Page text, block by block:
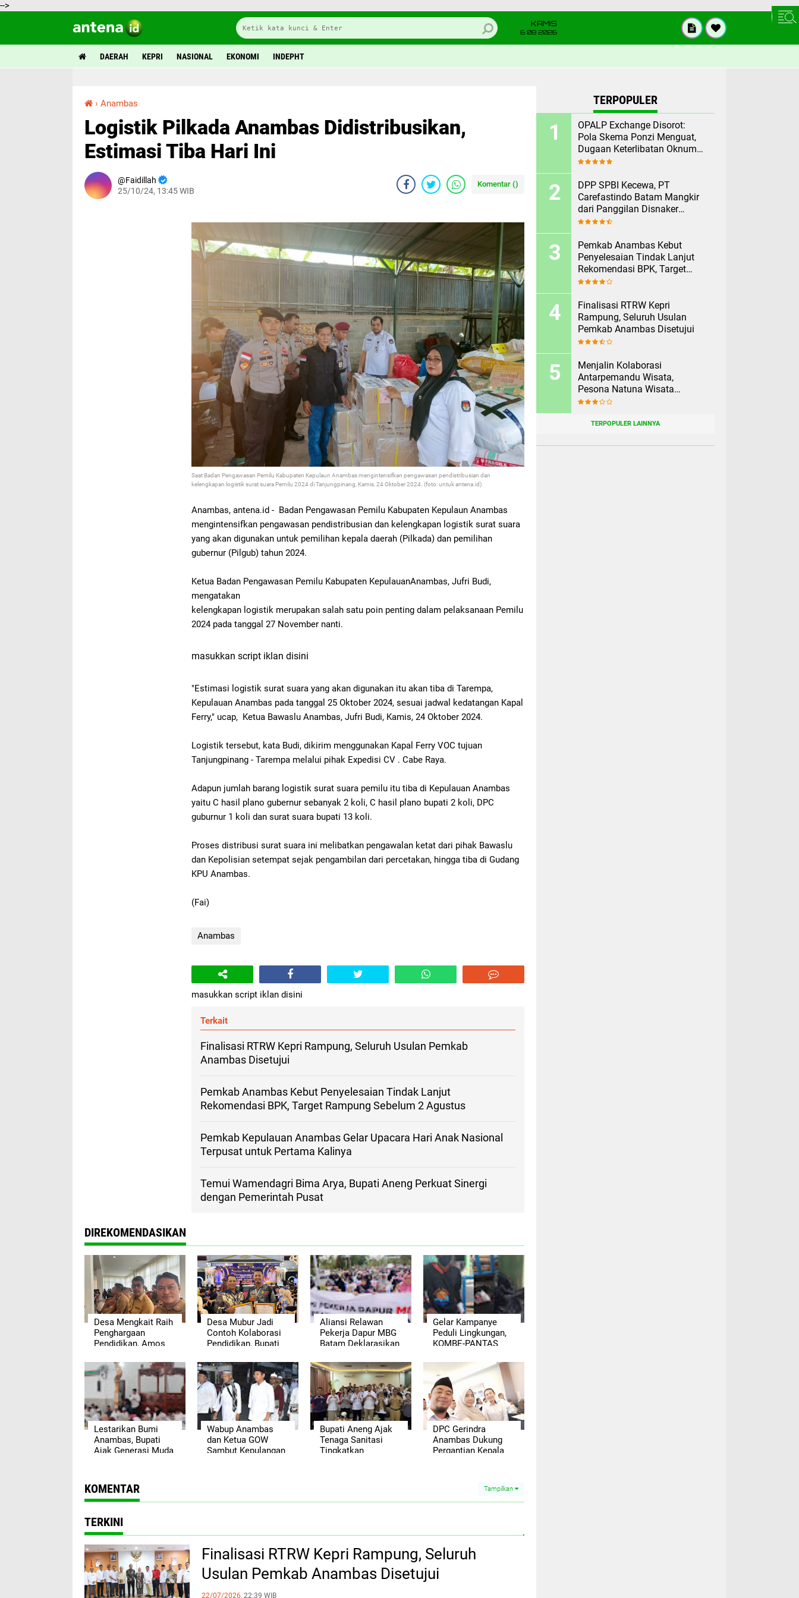
-->
KAMIS
6 08 2026
DAERAH KEPRI NASIONAL EKONOMI INDEPHT
› Anambas
Logistik Pilkada Anambas Didistribusikan,
Estimasi Tiba Hari Ini
Faidillah
25/10/24, 13:45 WIB
Komentar ()
Saat Badan Pengawasan Pemilu Kabupaten Kepulaun Anambas mengintensifkan pengawasan pendistribusian dan
kelengkapan logistik surat suara Pemilu 2024 di Tanjungpinang, Kamis, 24 Oktober 2024. (foto: untuk antena.id)
Anambas, antena.id - Badan Pengawasan Pemilu Kabupaten Kepulaun Anambas
mengintensifkan pengawasan pendistribusian dan kelengkapan logistik surat suara
yang akan digunakan untuk pemilihan kepala daerah (Pilkada) dan pemilihan
gubernur (Pilgub) tahun 2024.
Ketua Badan Pengawasan Pemilu Kabupaten KepulauanAnambas, Jufri Budi,
mengatakan
kelengkapan logistik merupakan salah satu poin penting dalam pelaksanaan Pemilu
2024 pada tanggal 27 November nanti.
masukkan script iklan disini
"Estimasi logistik surat suara yang akan digunakan itu akan tiba di Tarempa,
Kepulauan Anambas pada tanggal 25 Oktober 2024, sesuai jadwal kedatangan Kapal
Ferry," ucap, Ketua Bawaslu Anambas, Jufri Budi, Kamis, 24 Oktober 2024.
Logistik tersebut, kata Budi, dikirim menggunakan Kapal Ferry VOC tujuan
Tanjungpinang - Tarempa melalui pihak Expedisi CV . Cabe Raya.
Adapun jumlah barang logistik surat suara pemilu itu tiba di Kepulauan Anambas
yaitu C hasil plano gubernur sebanyak 2 koli, C hasil plano bupati 2 koli, DPC
guburnur 1 koli dan surat suara bupati 13 koli.
Proses distribusi surat suara ini melibatkan pengawalan ketat dari pihak Bawaslu
dan Kepolisian setempat sejak pengambilan dari percetakan, hingga tiba di Gudang
KPU Anambas.
(Fai)
Anambas
masukkan script iklan disini
Terkait
Finalisasi RTRW Kepri Rampung, Seluruh Usulan Pemkab
Anambas Disetujui
Pemkab Anambas Kebut Penyelesaian Tindak Lanjut
Rekomendasi BPK, Target Rampung Sebelum 2 Agustus
Pemkab Kepulauan Anambas Gelar Upacara Hari Anak Nasional
Terpusat untuk Pertama Kalinya
Temui Wamendagri Bima Arya, Bupati Aneng Perkuat Sinergi
dengan Pemerintah Pusat
DIREKOMENDASIKAN
Desa Mengkait Raih
Penghargaan
Pendidikan, Amos
Desa dalam
Mendorong
Kemajuan Generasi
Muda
Desa Mubur Jadi
Contoh Kolaborasi
Pendidikan, Bupati
Penghargaan
Bergengsi
Aliansi Relawan
Pekerja Dapur MBG
Batam Deklarasikan
Kawal Program
Makan Bergizi Gratis
Gelar Kampanye
Peduli Lingkungan,
KOMBE-PANTAS
Ekosistem Laut
Anambas
Lestarikan Bumi
Anambas, Bupati
Ajak Generasi Muda
Wabup Anambas
dan Ketua GOW
Sambut Kepulangan
Bupati Aneng Ajak
Tenaga Sanitasi
Tingkatkan
DPC Gerindra
Anambas Dukung
Pergantian Kepala
KOMENTAR Tampilkan
TERKINI
Finalisasi RTRW Kepri Rampung, Seluruh
Usulan Pemkab Anambas Disetujui
22/07/2026, 22:39 WIB
TERPOPULER
OPALP Exchange Disorot:
Pola Skema Ponzi Menguat,
Dugaan Keterlibatan Oknum
ASN melanggar Aturan.
DPP SPBI Kecewa, PT
Carefastindo Batam Mangkir
dari Panggilan Disnaker
Terkait PHK Sepihak
Pemkab Anambas Kebut
Penyelesaian Tindak Lanjut
Rekomendasi BPK, Target
Rampung Sebelum 2 Agustus
Finalisasi RTRW Kepri
Rampung, Seluruh Usulan
Pemkab Anambas Disetujui
Menjalin Kolaborasi
Antarpemandu Wisata,
Pesona Natuna Wisata
Rekomendasikan Pesona
Malaysia
TERPOPULER LAINNYA